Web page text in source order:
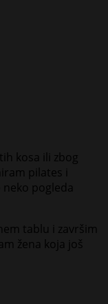
kosa ili zbog
pilates i
pogleda
tablu i završim
žena koja još